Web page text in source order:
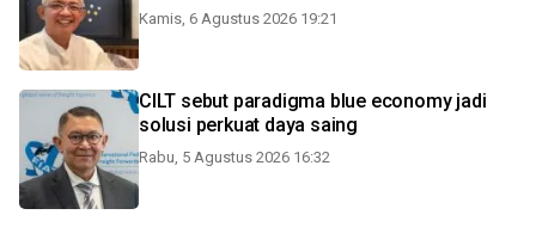
Kamis, 6 Agustus 2026 19:21
CILT sebut paradigma blue economy jadi
solusi perkuat daya saing
Rabu, 5 Agustus 2026 16:32